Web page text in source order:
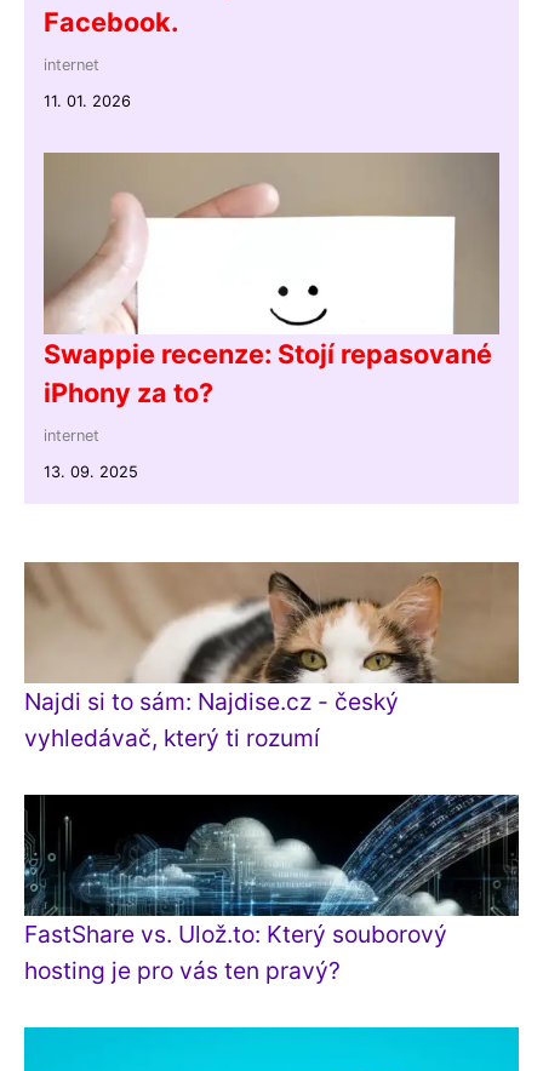
Facebook.
internet
11. 01. 2026
Swappie recenze: Stojí repasované
iPhony za to?
internet
13. 09. 2025
Najdi si to sám: Najdise.cz - český
vyhledávač, který ti rozumí
FastShare vs. Ulož.to: Který souborový
hosting je pro vás ten pravý?